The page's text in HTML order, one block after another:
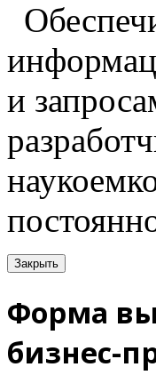
и
Закрыть
Форма
бизнес-